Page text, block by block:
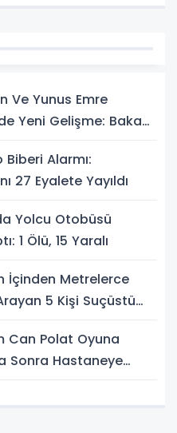
Ve Yunus Emre
Yeni Gelişme: Bakan
Alarmı:
27 Eyalete Yayıldı
Yolcu Otobüsü
1 Ölü, 15 Yaralı
İçinden Metrelerce
5 Kişi Suçüstü
Can Polat Oyuna
Sonra Hastaneye